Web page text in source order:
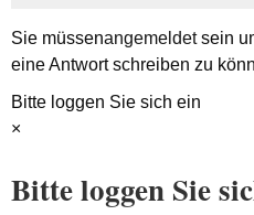
Sie müssenangemeldetsein
eine Antwort schreiben zu
Bitte loggen Sie sich ein
×
Bitte loggen Sie